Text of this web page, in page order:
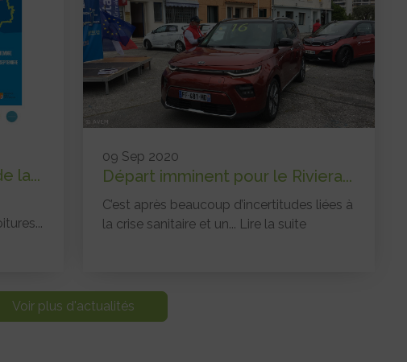
la...
09 Sep 2020
Départ imminent pour le Riviera...
C’est après beaucoup d’incertitudes liées à
la crise sanitaire et un... Lire la suite
Voir plus d'actualités